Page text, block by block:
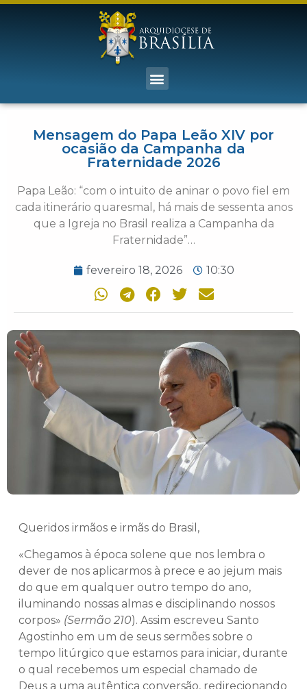
Mensagem do Papa Leão XIV por
ocasião da Campanha da
Fraternidade 2026
Papa Leão: “com o intuito de aninar o povo fiel em
cada itinerário quaresmal, há mais de sessenta anos
que a Igreja no Brasil realiza a Campanha da
Fraternidade”…
fevereiro 18, 2026 10:30
Queridos irmãos e irmãs do Brasil,
«Chegamos à época solene que nos lembra o
dever de nos aplicarmos à prece e ao jejum mais
do que em qualquer outro tempo do ano,
iluminando nossas almas e disciplinando nossos
corpos» (Sermão 210). Assim escreveu Santo
Agostinho em um de seus sermões sobre o
tempo litúrgico que estamos para iniciar, durante
o qual recebemos um especial chamado de
Deus a uma autêntica conversão, redirecionando